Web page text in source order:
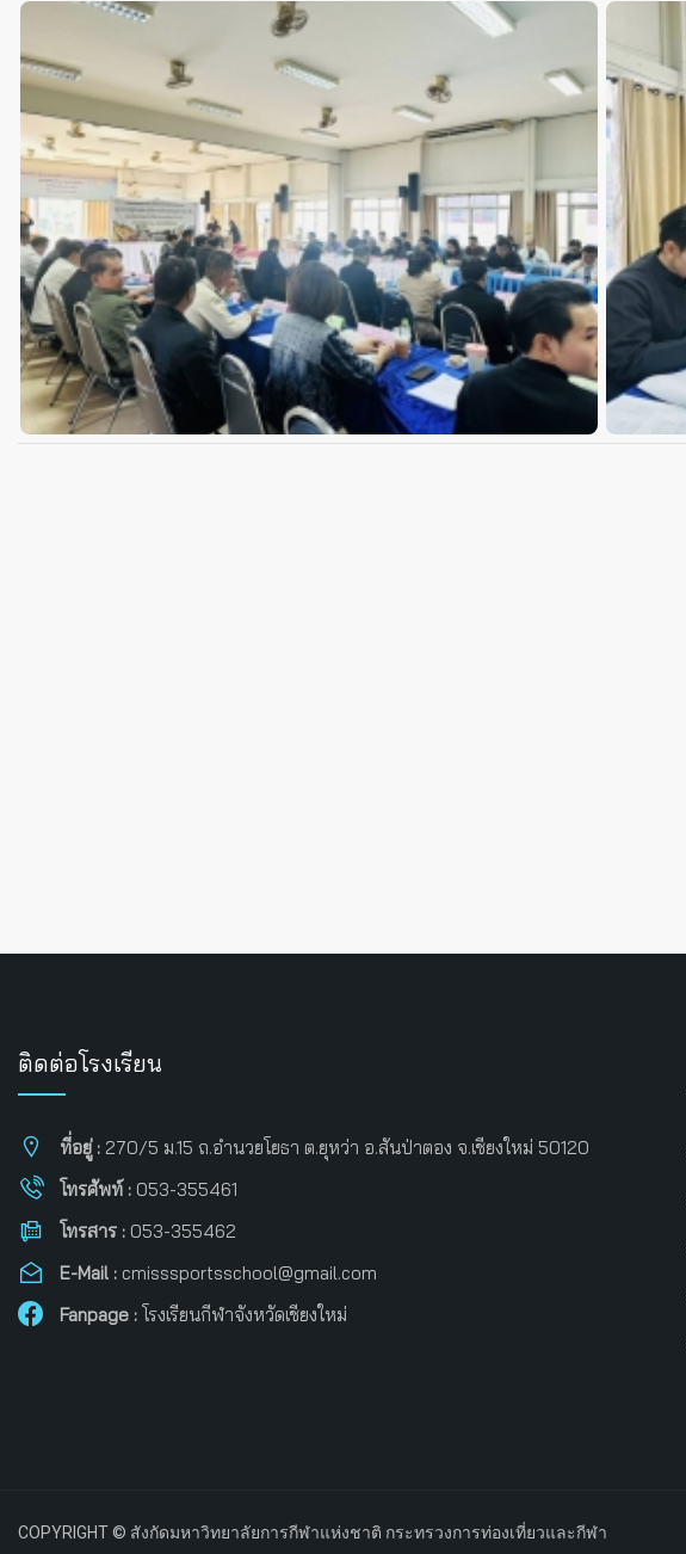
ติดต่อโรงเรียน
ที่อยู่ : 270/5 ม.15 ถ.อำนวยโยธา ต.ยุหว่า อ.สันป่าตอง จ.เชียงใหม่ 50120
โทรศัพท์ : 053-355461
โทรสาร : 053-355462
E-Mail : cmisssportsschool@gmail.com
Fanpage : โรงเรียนกีฬาจังหวัดเชียงใหม่
COPYRIGHT © สังกัดมหาวิทยาลัยการกีฬาแห่งชาติ กระทรวงการท่องเที่ยวและกีฬา